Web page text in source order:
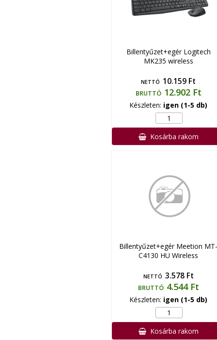
Billentyűzet+egér Logitech
MK235 wireless
NETTÓ 10.159 Ft
BRUTTÓ 12.902 Ft
Készleten: igen (1-5 db)
Kosárba rakom
Billentyűzet+egér Meetion MT-
C4130 HU Wireless
NETTÓ 3.578 Ft
BRUTTÓ 4.544 Ft
Készleten: igen (1-5 db)
Kosárba rakom